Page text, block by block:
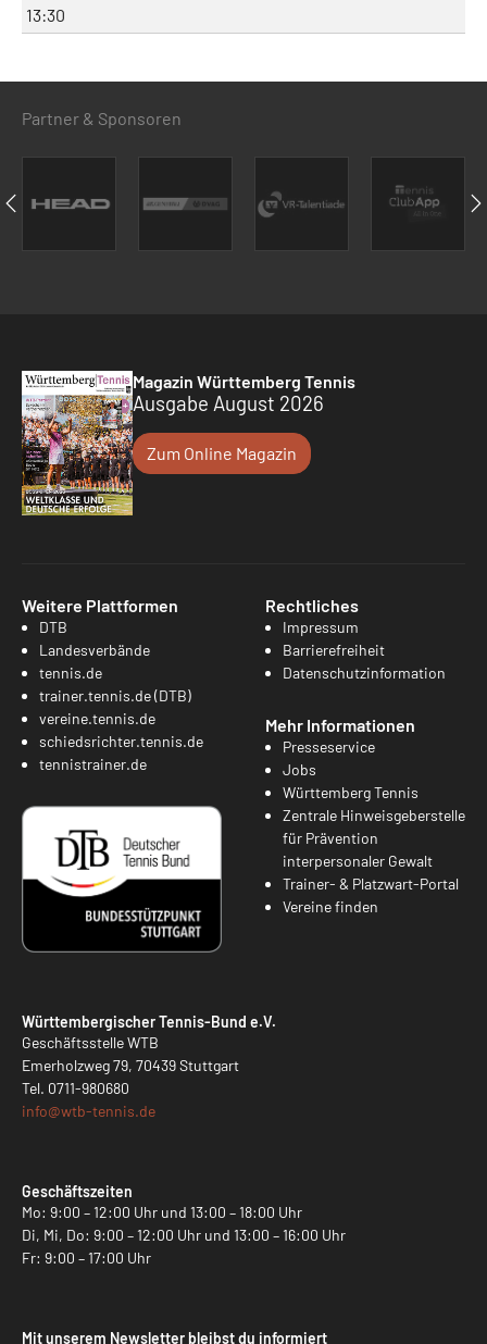
13:30
Partner & Sponsoren
Magazin Württemberg Tennis
Ausgabe August 2026
Zum Online Magazin
Weitere Plattformen
DTB
Landesverbände
tennis.de
trainer.tennis.de (DTB)
vereine.tennis.de
schiedsrichter.tennis.de
tennistrainer.de
Rechtliches
Impressum
Barrierefreiheit
Datenschutzinformation
Mehr Informationen
Presseservice
Jobs
Württemberg Tennis
Zentrale Hinweisgeberstelle
für Prävention
interpersonaler Gewalt
Trainer- & Platzwart-Portal
Vereine finden
Württembergischer Tennis-Bund e.V.
Geschäftsstelle WTB
Emerholzweg 79, 70439 Stuttgart
Tel. 0711-980680
info@wtb-tennis.de
Geschäftszeiten
Mo: 9:00 – 12:00 Uhr und 13:00 – 18:00 Uhr
Di, Mi, Do: 9:00 – 12:00 Uhr und 13:00 – 16:00 Uhr
Fr: 9:00 – 17:00 Uhr
Mit unserem Newsletter bleibst du informiert